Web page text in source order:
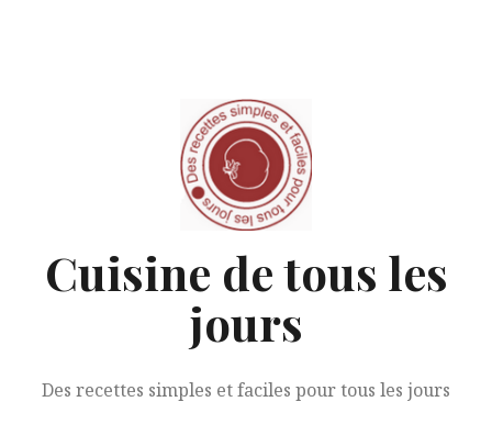
Cuisine de tous les
jours
Des recettes simples et faciles pour tous les jours